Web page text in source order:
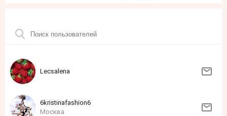
Lecsalena
6kristinafashion6
Москва